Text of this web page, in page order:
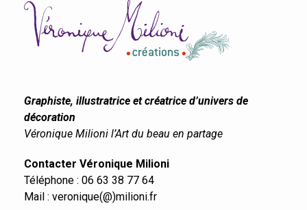
Graphiste, illustratrice et créatrice d’univers de
décoration
Véronique Milioni l’Art du beau en partage
Contacter Véronique Milioni
Téléphone : 06 63 38 77 64
Mail : veronique(@)milioni.fr